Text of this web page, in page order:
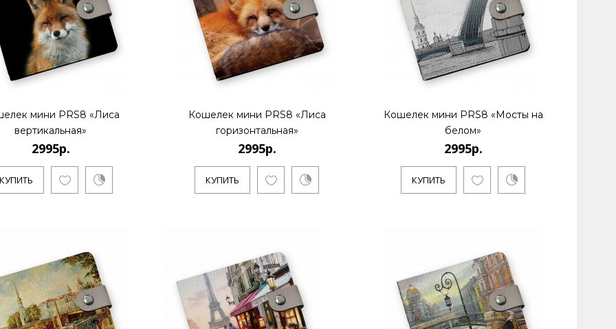
КУПИТЬ
КУПИТЬ
2995р.
мини PRS8 «Лиса
вертикальная»
2995р.
КУПИТЬ
Кошелек мини PRS8 «Лиса
горизонтальная»
2995р.
КУПИТЬ
Кошелек мини PRS8 «Мосты на
белом»
2995р.
КУПИТЬ